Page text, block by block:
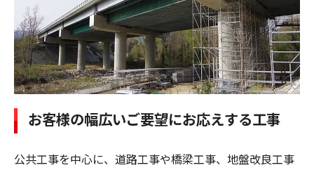
お客様の幅広いご要望にお応えする工事
公共工事を中心に、道路工事や橋梁工事、地盤改良工事